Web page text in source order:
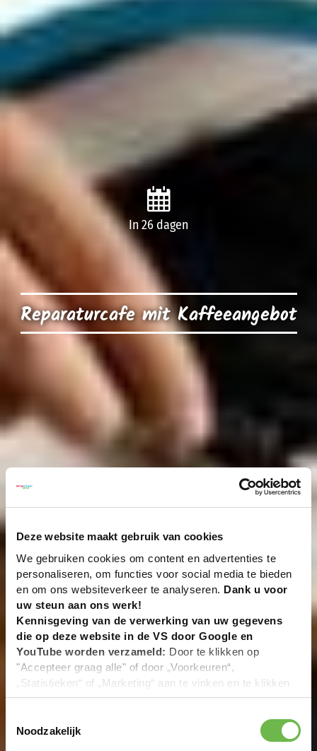
Deze website maakt gebruik van cookies
We gebruiken cookies om content en advertenties te
personaliseren, om functies voor social media te bieden
en om ons websiteverkeer te analyseren. Dank u voor
uw steun aan ons werk!
Kennisgeving van de verwerking van uw gegevens
die op deze website in de VS door Google en
YouTube worden verzameld: Door te klikken op
"Accepteer graag alle" of door „Voorkeuren“,
„Statistieken“ of „Marketing“ aan te vinken en te klikken
op "Selectie handmatig instellen", stemt u er ook mee in
overeenstemming met Art. 49 (1) zin 1 lit. a DSGVO. De
VS zijn door het Europees Hof van Justitie beoordeeld
Noodzakelijk
In 26 dagen
Reparaturcafe mit Kaffeeangebot